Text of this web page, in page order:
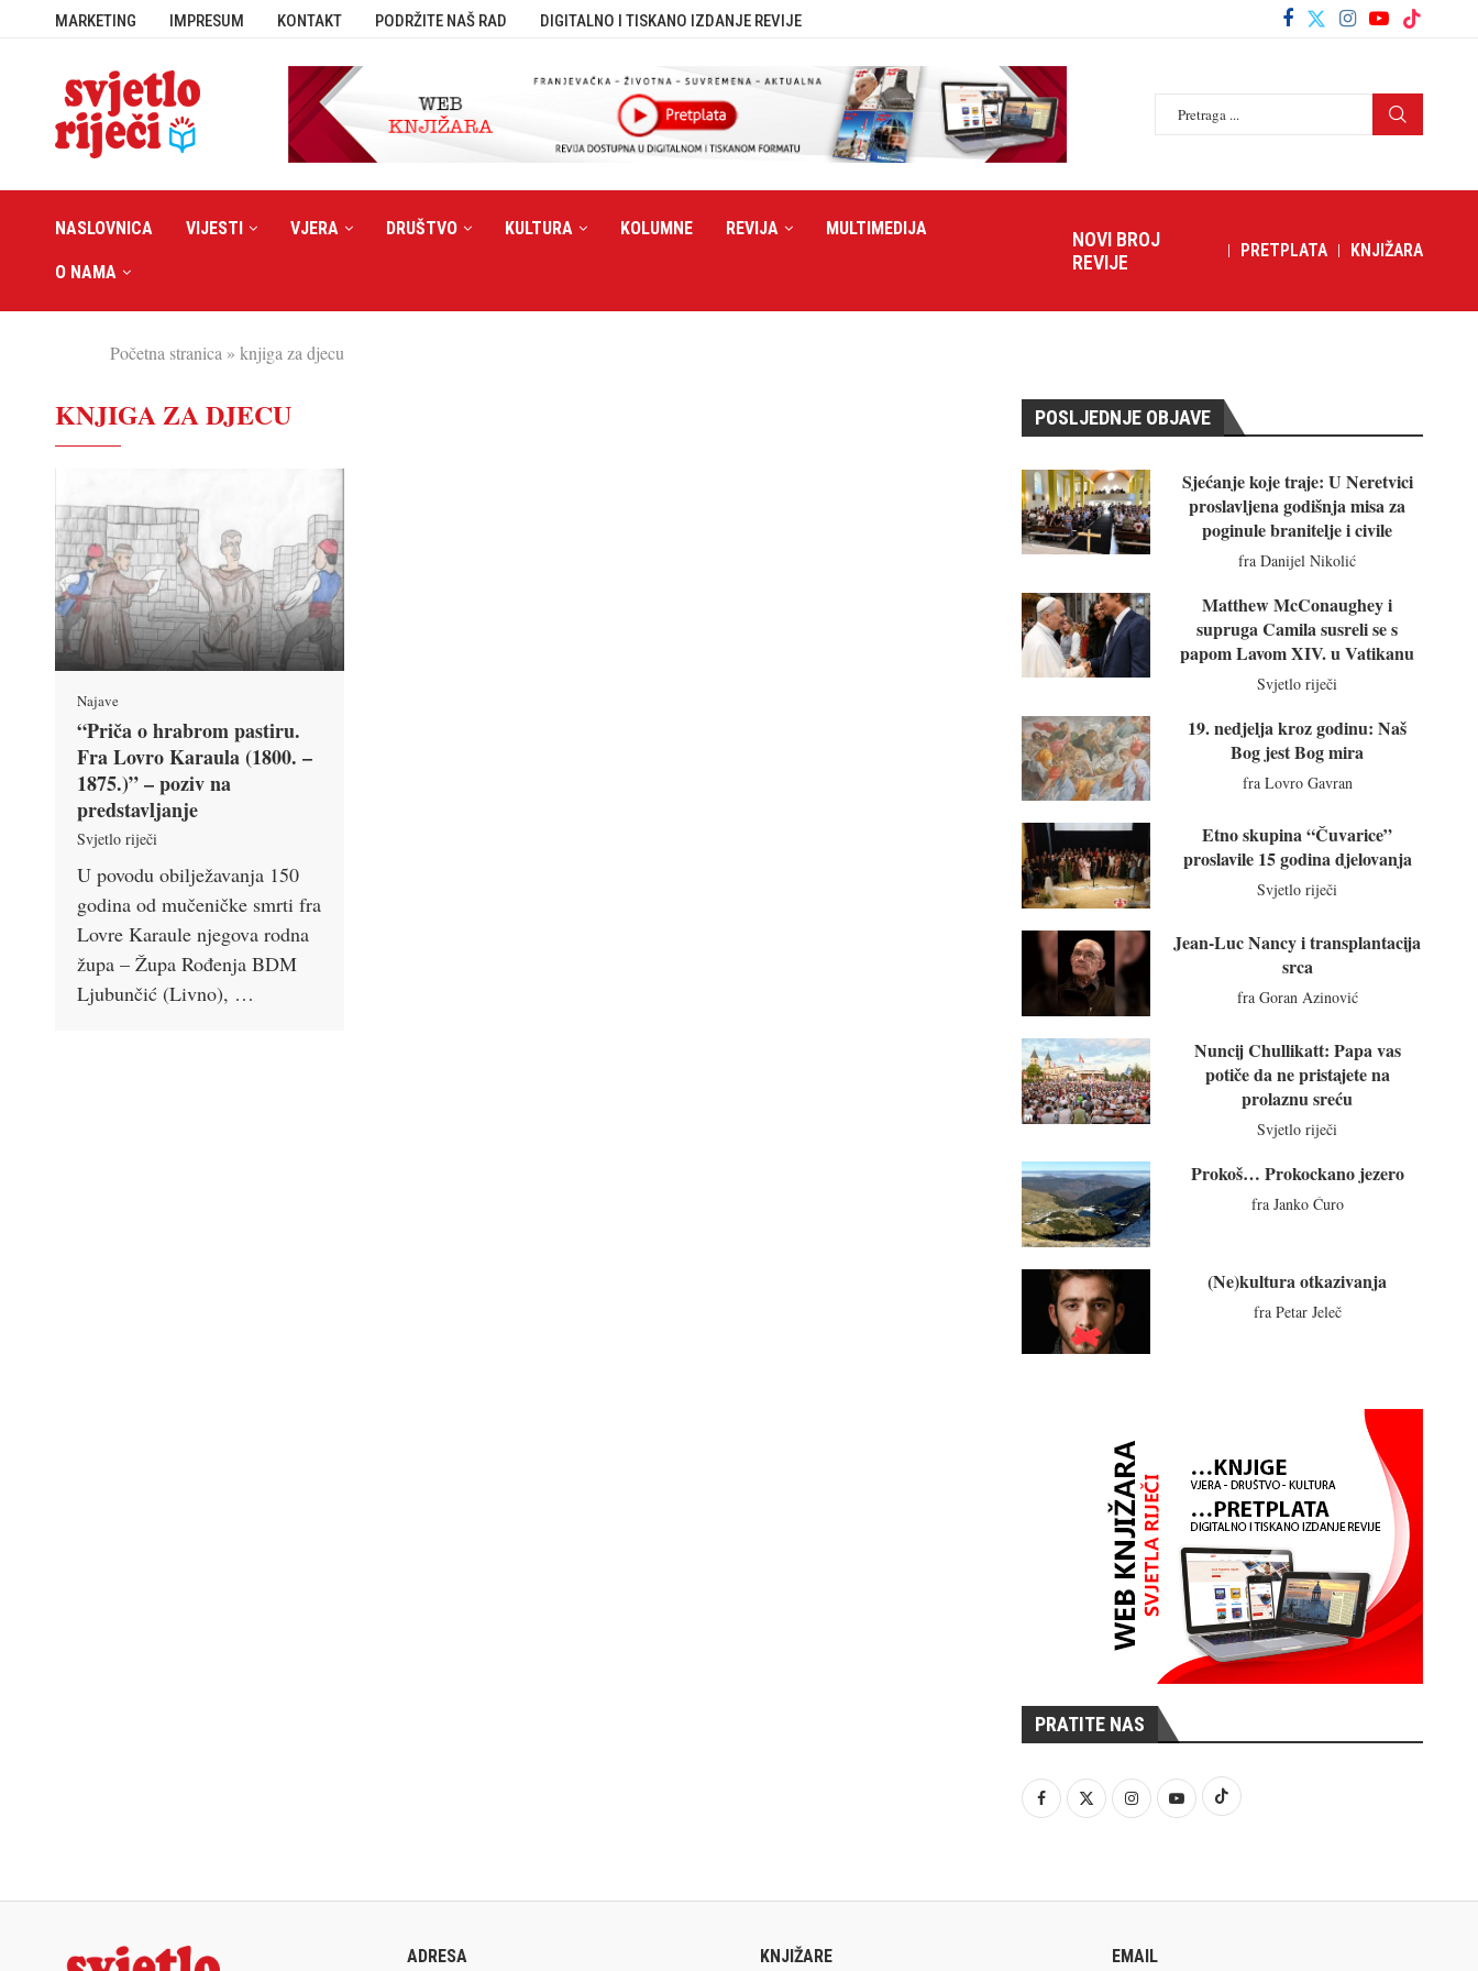
MARKETING IMPRESUM KONTAKT PODRŽITE NAŠ RAD DIGITALNO I TISKANO IZDANJE REVIJE
NASLOVNICA VIJESTI VJERA DRUŠTVO KULTURA KOLUMNE REVIJA MULTIMEDIJA
O NAMA
NOVI BROJ
REVIJE
PRETPLATA KNJIŽARA
Početna stranica » knjiga za djecu
KNJIGA ZA DJECU
Najave
“Priča o hrabrom pastiru.
Fra Lovro Karaula (1800. –
1875.)” – poziv na
predstavljanje
Svjetlo riječi
U povodu obilježavanja 150
godina od mučeničke smrti fra
Lovre Karaule njegova rodna
župa – Župa Rođenja BDM
Ljubunčić (Livno), …
POSLJEDNJE OBJAVE
Sjećanje koje traje: U Neretvici
proslavljena godišnja misa za
poginule branitelje i civile
fra Danijel Nikolić
Matthew McConaughey i
supruga Camila susreli se s
papom Lavom XIV. u Vatikanu
Svjetlo riječi
19. nedjelja kroz godinu: Naš
Bog jest Bog mira
fra Lovro Gavran
Etno skupina “Čuvarice”
proslavile 15 godina djelovanja
Svjetlo riječi
Jean-Luc Nancy i transplantacija
srca
fra Goran Azinović
Nuncij Chullikatt: Papa vas
potiče da ne pristajete na
prolaznu sreću
Svjetlo riječi
Prokoš… Prokockano jezero
fra Janko Ćuro
(Ne)kultura otkazivanja
fra Petar Jeleč
PRATITE NAS
ADRESA KNJIŽARE EMAIL